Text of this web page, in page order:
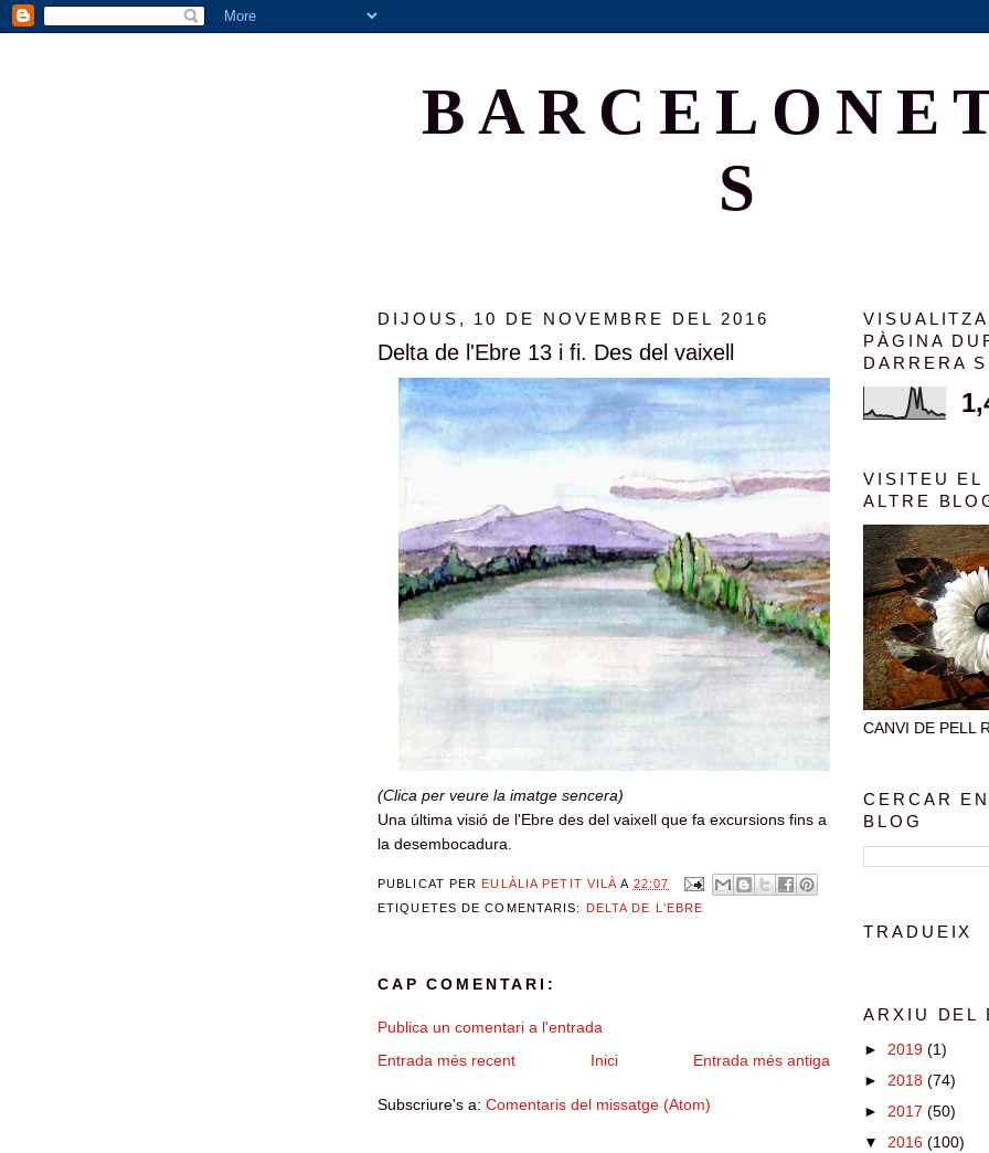
S
DIJOUS, 10 DE NOVEMBRE DEL 2016
Delta de l'Ebre 13 i fi. Des del vaixell
(Clica per veure la imatge sencera)
Una última visió de l'Ebre des del vaixell que fa excursions fins a
la desembocadura.
PUBLICAT PER EULÀLIA PETIT VILÀ A 22:07
ETIQUETES DE COMENTARIS:
DELTA DE L'EBRE
CAP COMENTARI:
Publica un comentari a l'entrada
Entrada més recent
Entrada més antiga
Inici
Subscriure's a: Comentaris del missatge (Atom)
PÀGINA
DARRERA
VISITEU EL
ALTRE
CANVI DE PELL
CERCAR
BLOG
TRADUEIX
ARXIU DEL
► 2019 (1)
► 2018 (74)
► 2017 (50)
▼ 2016 (100)